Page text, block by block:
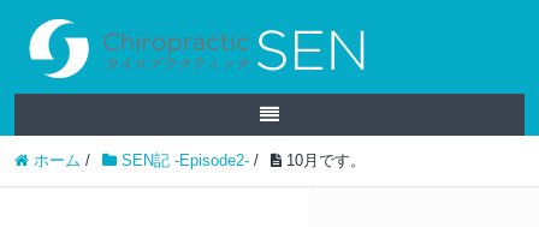
ホーム / SEN記 -Episode2- / 10月です。